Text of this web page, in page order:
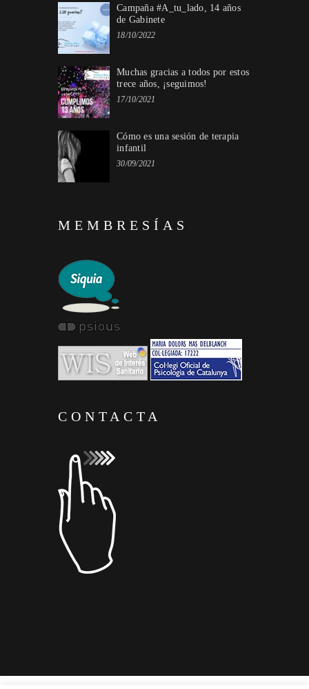
Campaña #A_tu_lado, 14 años
de Gabinete
18/10/2022
Muchas gracias a todos por estos
trece años, ¡seguimos!
17/10/2021
Cómo es una sesión de terapia
infantil
30/09/2021
MEMBRESÍAS
CONTACTA